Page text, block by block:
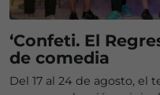
‘Confeti. El
de comedia
Del 17 al 24 de agosto, el